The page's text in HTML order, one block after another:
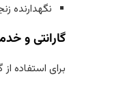
نگهدارنده
گارانتی و
برای استفاده از گارانتی اره موتوری مدل ۶۲۱۱، با در دست